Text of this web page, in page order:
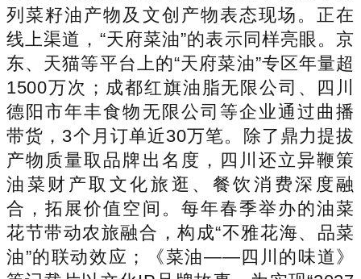
列菜籽油产物及文创产物表态现场。正在
线上渠道，“天府菜油”的表示同样亮眼。京
东、天猫等平台上的“天府菜油”专区年量超
1500万次；成都红旗油脂无限公司、四川
德阳市年丰食物无限公司等企业通过曲播
带货，3个月订单近30万笔。除了鼎力提拔
产物质量取品牌出名度，四川还立异鞭策
油菜财产取文化旅逛、餐饮消费深度融
合，拓展价值空间。每年春季举办的油菜
花节带动农旅融合，构成“不雅花海、品菜
油”的联动效应；《菜油——四川的味道》